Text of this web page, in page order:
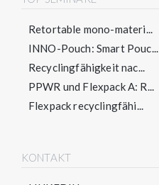
Retortable mono-materi...
INNO-Pouch: Smart Pouc...
Recyclingfähigkeit nac...
PPWR und Flexpack A: R...
Flexpack recyclingfähi...
KONTAKT